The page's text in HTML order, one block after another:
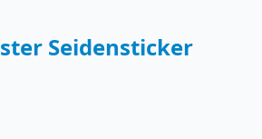
Seidensticker